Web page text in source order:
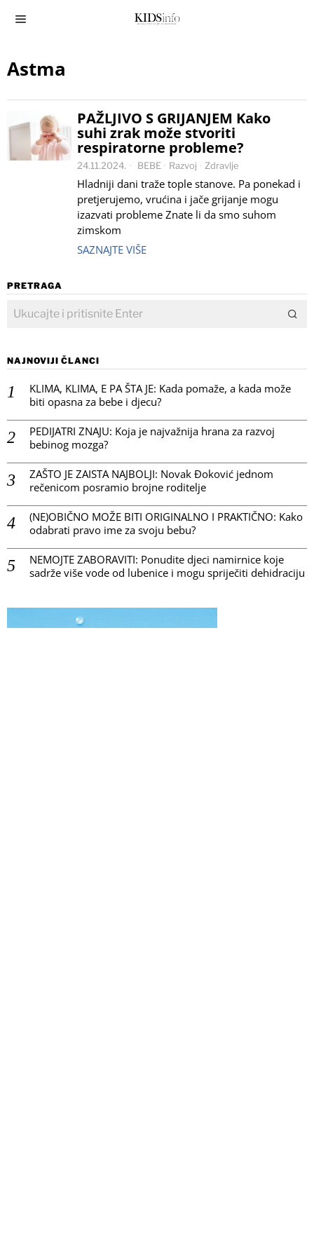
Astma
PAŽLJIVO S GRIJANJEM Kako
suhi zrak može stvoriti
respiratorne probleme?
24.11.2024. BEBE · Razvoj · Zdravlje
Hladniji dani traže tople stanove. Pa ponekad i
pretjerujemo, vrućina i jače grijanje mogu
izazvati probleme Znate li da smo suhom
zimskom
SAZNAJTE VIŠE
PRETRAGA
NAJNOVIJI ČLANCI
KLIMA, KLIMA, E PA ŠTA JE: Kada pomaže, a kada može
biti opasna za bebe i djecu?
PEDIJATRI ZNAJU: Koja je najvažnija hrana za razvoj
bebinog mozga?
ZAŠTO JE ZAISTA NAJBOLJI: Novak Đoković jednom
rečenicom posramio brojne roditelje
(NE)OBIČNO MOŽE BITI ORIGINALNO I PRAKTIČNO: Kako
odabrati pravo ime za svoju bebu?
NEMOJTE ZABORAVITI: Ponudite djeci namirnice koje
sadrže više vode od lubenice i mogu spriječiti dehidraciju